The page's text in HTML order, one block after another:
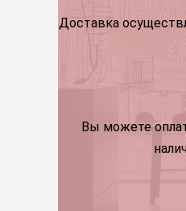
Доставка
Вы можете